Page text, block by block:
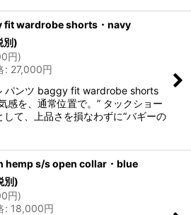
fit wardrobe shorts・navy
別)
円)
: 27,000円
パンツ baggy fit wardrobe shorts
感を、通常位置で。” タックショー
して、上品さを損なわずに“バギーの
hemp s/s open collar・blue
別)
円)
: 18,000円